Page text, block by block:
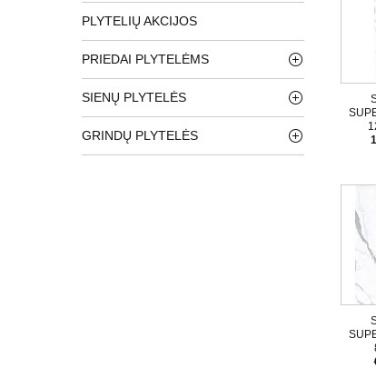
PLYTELIŲ AKCIJOS
PRIEDAI PLYTELĖMS
SIENŲ PLYTELĖS
GRINDŲ PLYTELĖS